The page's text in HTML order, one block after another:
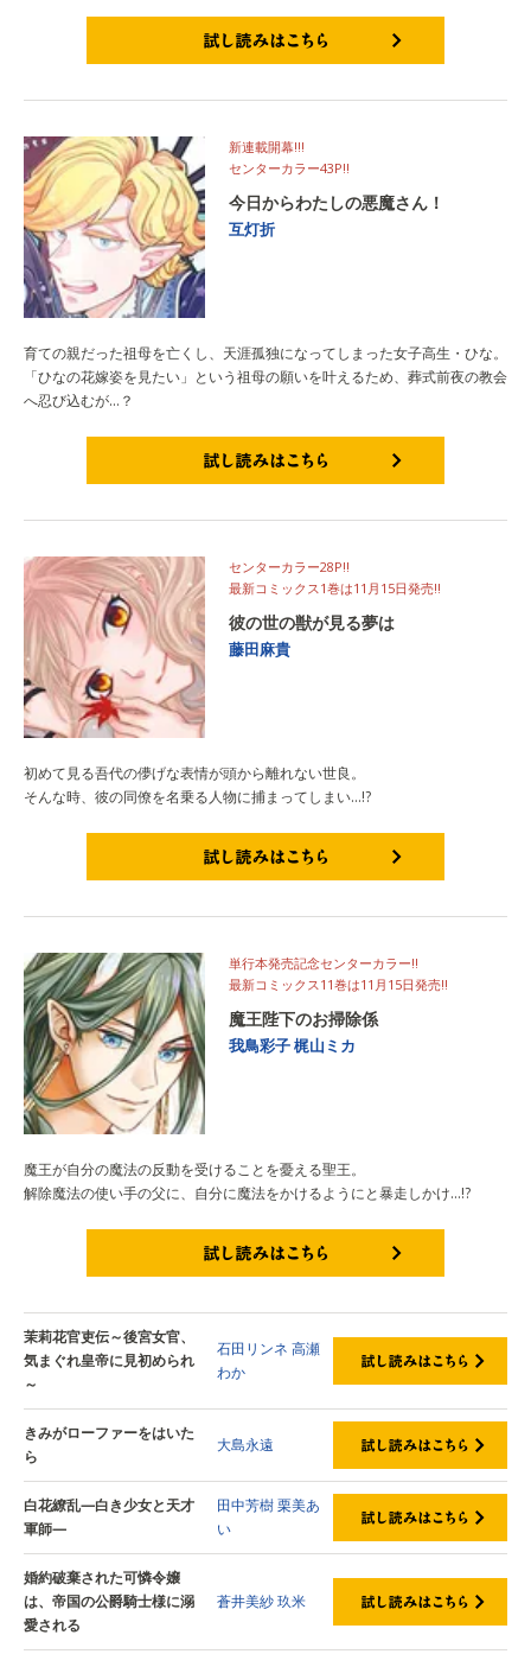
新連載開幕!!!
センターカラー43P!!
今日からわたしの悪魔さん！
互灯折
育ての親だった祖母を亡くし、天涯孤独になってしまった女子高生・ひな。
「ひなの花嫁姿を見たい」という祖母の願いを叶えるため、葬式前夜の教会
へ忍び込むが…？
センターカラー28P!!
最新コミックス1巻は11月15日発売!!
彼の世の獣が見る夢は
藤田麻貴
初めて見る吾代の儚げな表情が頭から離れない世良。
そんな時、彼の同僚を名乗る人物に捕まってしまい…!?
単行本発売記念センターカラー!!
最新コミックス11巻は11月15日発売!!
魔王陛下のお掃除係
我鳥彩子梶山ミカ
魔王が自分の魔法の反動を受けることを憂える聖王。
解除魔法の使い手の父に、自分に魔法をかけるようにと暴走しかけ…!?
茉莉花官吏伝～後宮女官、
気まぐれ皇帝に見初められ
～
石田リンネ 高瀬
わか
きみがローファーをはいた
ら
大島永遠
白花繚乱—白き少女と天才
軍師—
田中芳樹栗美あ
い
婚約破棄された可憐令嬢
は、帝国の公爵騎士様に溺
愛される
蒼井美紗玖米